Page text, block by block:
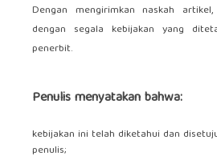
Dengan mengirimkan naskah
dengan segala kebijakan yang
penerbit.
Penulis menyatakan bahwa:
kebijakan ini telah diketahui dan
penulis;